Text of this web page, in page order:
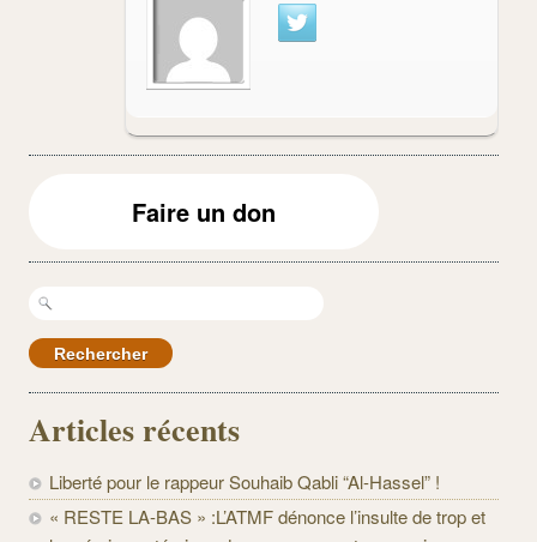
Faire un don
Rechercher :
Articles récents
Liberté pour le rappeur Souhaib Qabli “Al-Hassel” !
« RESTE LA-BAS » :L’ATMF dénonce l’insulte de trop et